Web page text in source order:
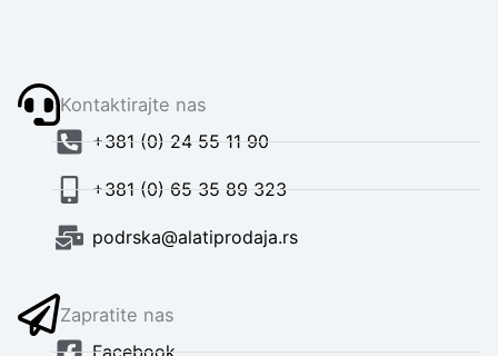
Kontaktirajte nas
+381 (0) 24 55 11 90
+381 (0) 65 35 89 323
podrska@alatiprodaja.rs
Zapratite nas